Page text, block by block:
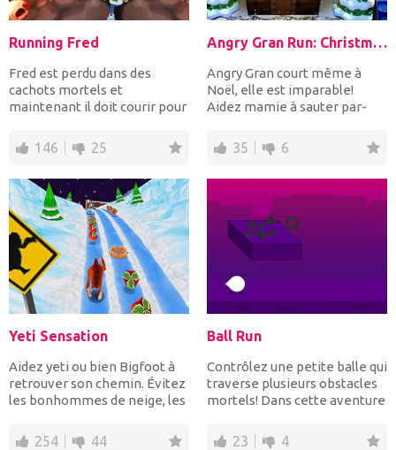
Running Fred
Fred est perdu dans des
cachots mortels et
maintenant il doit courir pour
146 25
Angry Gran Run: Christmas Village
Angry Gran court même à
Noël, elle est imparable!
Aidez mamie à sauter par-
35 6
Yeti Sensation
Aidez yeti ou bien Bigfoot à
retrouver son chemin. Évitez
les bonhommes de neige, les
254 44
Ball Run
Contrôlez une petite balle qui
traverse plusieurs obstacles
mortels! Dans cette aventure
23 4